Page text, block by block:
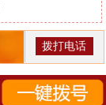
拨打电话